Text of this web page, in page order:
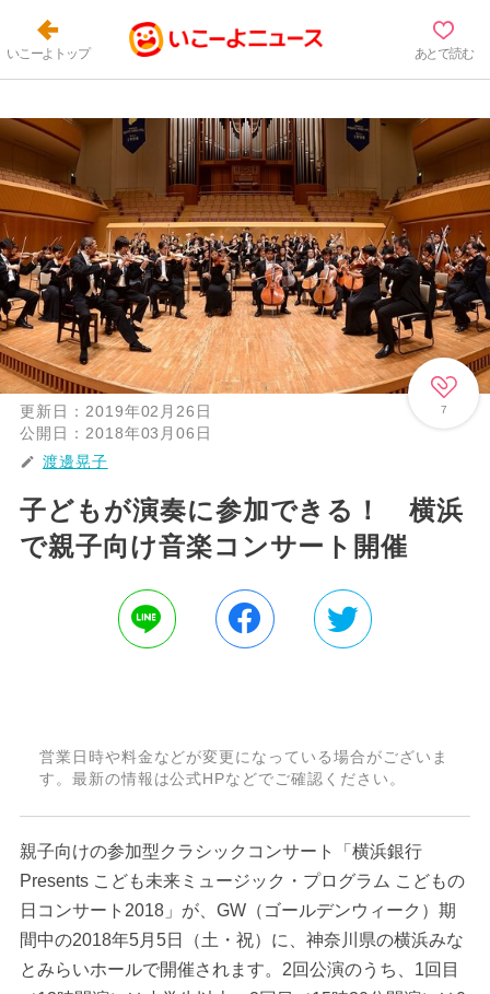
いこーよトップ あとで読む
7
更新日： 2019年02月26日
公開日： 2018年03月06日
渡邊晃子
子どもが演奏に参加できる！ 横浜
で親子向け音楽コンサート開催
営業日時や料金などが変更になっている場合がございま
す。最新の情報は公式HPなどでご確認ください。
親子向けの参加型クラシックコンサート「横浜銀行
Presents こども未来ミュージック・プログラム こどもの
日コンサート2018」が、GW（ゴールデンウィーク）期
間中の2018年5月5日（土・祝）に、神奈川県の横浜みな
とみらいホールで開催されます。2回公演のうち、1回目